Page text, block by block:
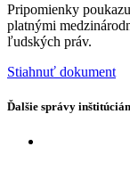
Pripomienky
platnými
ľudských práv.
Stiahnuť dokument
Ďalšie správy